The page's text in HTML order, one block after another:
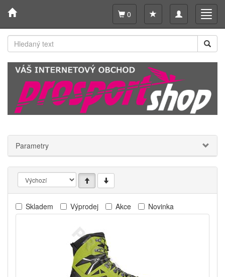
Toggle
navigation
0
Parametry
Skladem Výprodej Akce Novinka